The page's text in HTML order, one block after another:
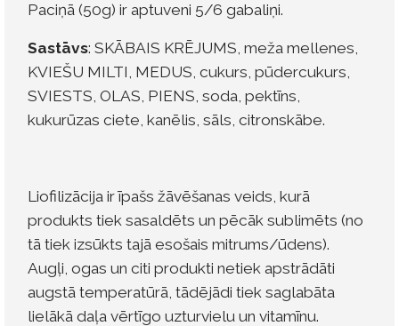
Paciņā (50g) ir aptuveni 5/6 gabaliņi.
Sastāvs: SKĀBAIS KRĒJUMS, meža mellenes,
KVIEŠU MILTI, MEDUS, cukurs, pūdercukurs,
SVIESTS, OLAS, PIENS, soda, pektīns,
kukurūzas ciete, kanēlis, sāls, citronskābe.
Liofilizācija ir īpašs žāvēšanas veids, kurā
produkts tiek sasaldēts un pēcāk sublimēts (no
tā tiek izsūkts tajā esošais mitrums/ūdens).
Augļi, ogas un citi produkti netiek apstrādāti
augstā temperatūrā, tādējādi tiek saglabāta
lielākā daļa vērtīgo uzturvielu un vitamīnu.